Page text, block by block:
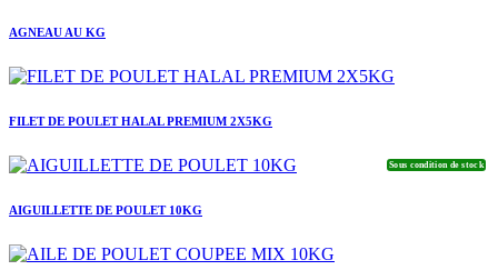
AGNEAU AU KG
FILET DE POULET HALAL PREMIUM 2X5KG
Sous condition de stock
AIGUILLETTE DE POULET 10KG